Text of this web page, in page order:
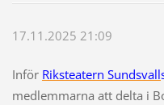
17.11.2025 21:09
Inför Riksteatern Sundsvall
medlemmarna att delta i